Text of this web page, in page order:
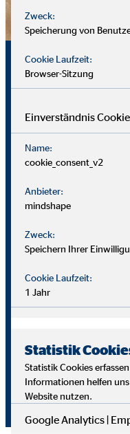
Sicherheit,
echte
Für uns zählt nicht dein
was du erreichen
zwischenmenschlichen
Du solltest offen,
Kund*innen
Als Berater in brauchst
Überblick im
um die Ziele deiner Kund
Starte auch du als OVB
Jetzt
Zweck:
Speicherung von
Cookie Laufzeit:
Browser-Sitzung
Einverständnis
Name:
cookie_consent_v2
Anbieter:
mindshape
Zweck:
Speichern Ihrer
Cookie Laufzeit:
1 Jahr
Statistik
Statistik Cookies
Informationen helfen
Website nutzen.
Google Analytics |